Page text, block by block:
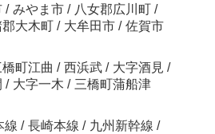
/ みやま市 / 八女郡広川町 /
郡大木町 / 大牟田市 / 佐賀市
橋町江曲 / 西浜武 / 大字酒見 /
/ 大字一木 / 三橋町蒲船津
線 / 長崎本線 / 九州新幹線 /